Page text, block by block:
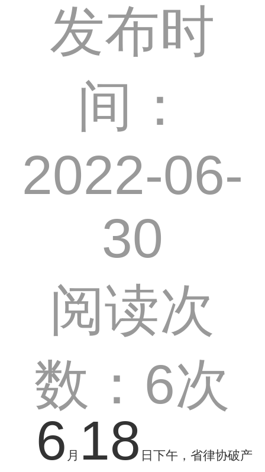
发布时
间：
2022-06-
30
阅读次
数：6次
6 月 18 日下午，省律协破产